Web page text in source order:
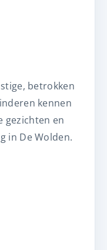
betrokken
kennen
gezichten en
in De Wolden.